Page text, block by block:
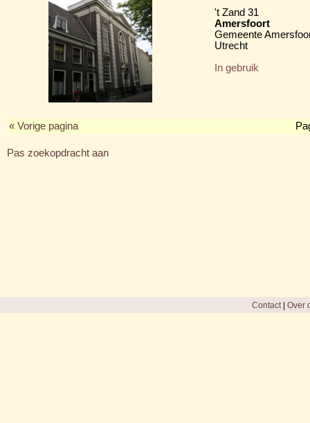
't Zand 31
Amersfoort
Gemeente
Utrecht
In gebruik
« Vorige pagina
Pas zoekopdracht aan
Contact| Over